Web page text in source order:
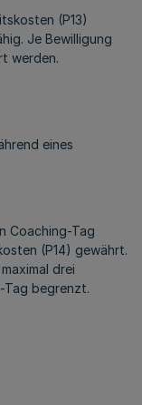
(P13)
Je Bewilligung
werden.
eines
Coaching-Tag
(P14) gewährt.
drei
begrenzt.